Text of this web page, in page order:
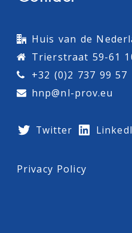
Huis van de
Trierstraat 59-61
+32 (0)2 737 99 57
hnp@nl-prov.eu
Twitter
Privacy Policy